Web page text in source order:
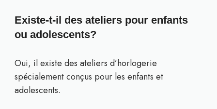
Existe-t-il des ateliers pour enfants
ou adolescents?
Oui, il existe des ateliers d’horlogerie
spécialement conçus pour les enfants et
adolescents.